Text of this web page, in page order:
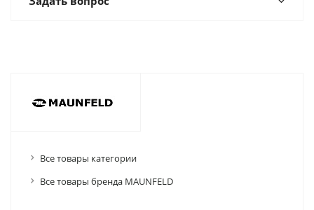
Все товары категории
Все товары бренда MAUNFELD